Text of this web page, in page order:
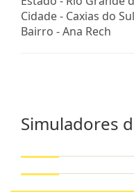
Cidade - Caxias do Sul
Bairro -Ana Rech
Simuladores